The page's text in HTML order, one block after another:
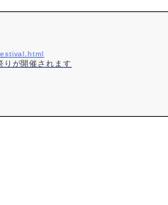
りが開催されます